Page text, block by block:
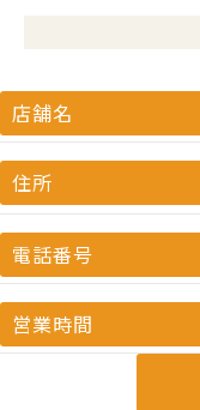
店舗名
住所
電話番号
営業時間